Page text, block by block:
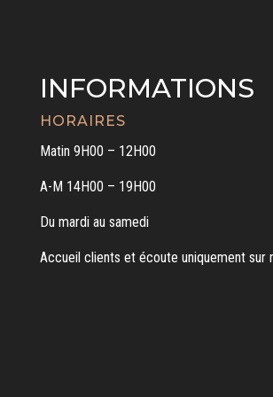
INFORMATIONS
HORAIRES
Matin 9H00 – 12H00
A-M 14H00 – 19H00
Du mardi au samedi
Accueil clients et écoute uniquement sur